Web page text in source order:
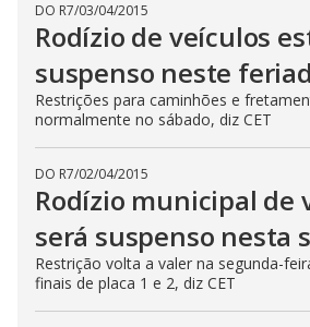
DO R7/03/04/2015
Rodízio de veículos
suspenso neste
Restrições para caminhões e
normalmente no sábado, diz CET
DO R7/02/04/2015
Rodízio municipal de
será suspenso nesta
Restrição volta a valer na segunda-
finais de placa 1 e 2, diz CET